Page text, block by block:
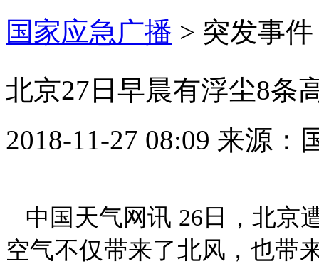
国家应急广播 > 突发事件
北京27日早晨有浮尘8条
2018-11-27 08:09 来源：
中国天气网讯 26日，北京
空气不仅带来了北风，也带